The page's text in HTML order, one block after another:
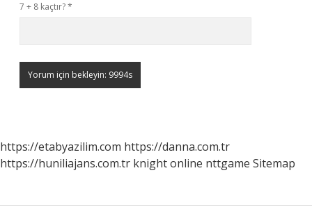
7 + 8 kaçtır?*
https://etabyazilim.com https://danna.com.tr
https://huniliajans.com.tr knight online nttgame Sitemap